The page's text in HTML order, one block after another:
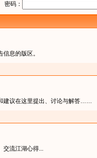
码：
息的版区。
建议在这里提出、讨论与解答……
交流江湖心得...